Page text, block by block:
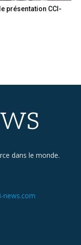
présentation CCI-
dans le monde.
news.com